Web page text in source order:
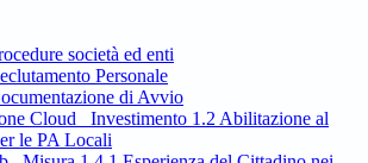
società ed enti
Personale
di Avvio
Cloud_ Investimento 1.2 Abilitazione al
le PA Locali